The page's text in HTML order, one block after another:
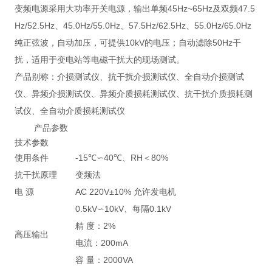
变频电源采用大功率开关电源，输出单频45Hz~65Hz及双频47.5
Hz/52.5Hz、45.0Hz/55.0Hz、57.5Hz/62.5Hz、55.0Hz/65.0Hz
纯正弦波，自动加压，可提供10kV的电压；自动滤除50Hz干
扰，适用于变电站等电磁干扰大的现场测试。
产品别称：介损测试仪、抗干扰介损测试仪、全自动介损测试
仪、异频介损测试仪、异频介质损耗测试仪、抗干扰介质损耗测
试仪、全自动介质损耗测试仪
产品参数
技术参数
使用条件
-15℃∽40℃、RH＜80%
抗干扰原理
变频法
电 源
AC 220V±10% 允许发电机
高压输出
0.5kV∽10kV、每隔0.1kV
精 度：2%
电流：200mA
容 量：2000VA